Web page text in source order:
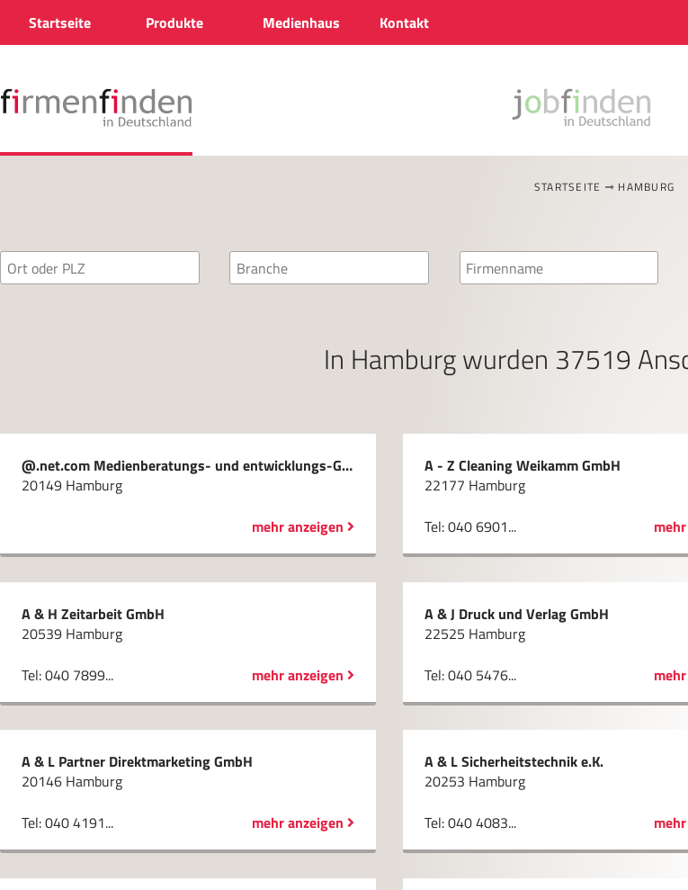
Startseite Produkte Medienhaus Kontakt
STARTSEITE HAMBURG
In Hamburgwurden 37519
@.net.com Medienberatungs- und entwicklungs-GmbH
20149 Hamburg
mehr anzeigen
A - Z Cleaning Weikamm GmbH
22177 Hamburg
Tel: 040 6901...
A & H Zeitarbeit GmbH
20539 Hamburg
Tel: 040 7899...
mehr anzeigen
A & J Druck und Verlag GmbH
22525 Hamburg
Tel: 040 5476...
A & L Partner Direktmarketing GmbH
20146 Hamburg
Tel: 040 4191...
mehr anzeigen
A & L Sicherheitstechnik e.K.
20253 Hamburg
Tel: 040 4083...